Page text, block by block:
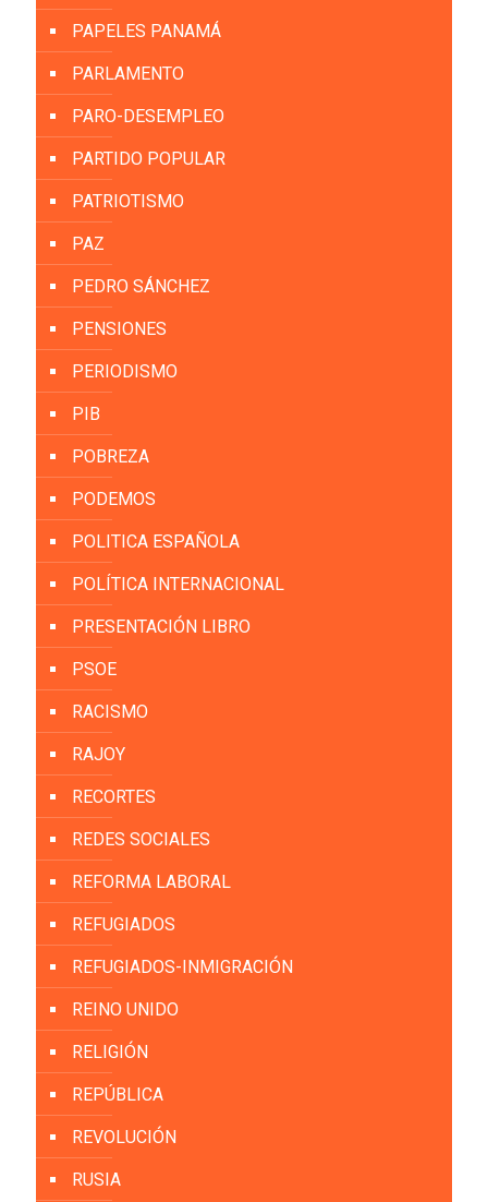
PAPELES PANAMÁ
PARLAMENTO
PARO-DESEMPLEO
PARTIDO POPULAR
PATRIOTISMO
PAZ
PEDRO SÁNCHEZ
PENSIONES
PERIODISMO
PIB
POBREZA
PODEMOS
POLITICA ESPAÑOLA
POLÍTICA INTERNACIONAL
PRESENTACIÓN LIBRO
PSOE
RACISMO
RAJOY
RECORTES
REDES SOCIALES
REFORMA LABORAL
REFUGIADOS
REFUGIADOS-INMIGRACIÓN
REINO UNIDO
RELIGIÓN
REPÚBLICA
REVOLUCIÓN
RUSIA